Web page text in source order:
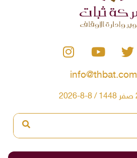
info@thbat.com